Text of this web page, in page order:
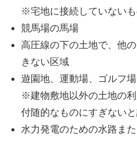
※宅地に接続していない
競馬場の馬場
高圧線の下の土地で、他
きない区域
遊園地、運動場、ゴルフ
※建物敷地以外の土地の
付随的なものにすぎない
水力発電のための水路ま